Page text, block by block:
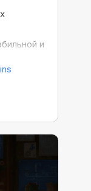
и